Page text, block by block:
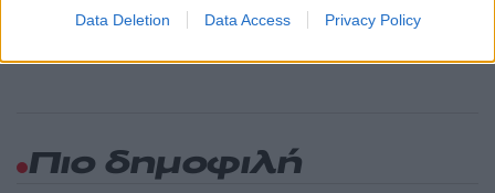
Data Deletion Data Access Privacy Policy
τελευταία νέατης ημέρας
Πιο δημοφιλή